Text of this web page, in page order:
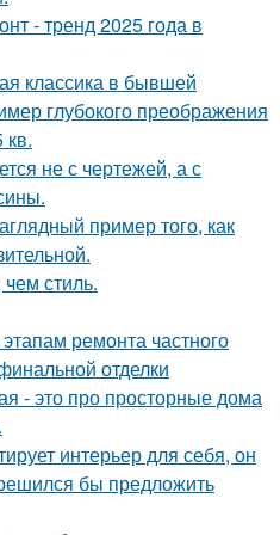
- тренд 2025 года в
классика в бывшей
глубокого преображения
не с чертежей, а с
пример того, как
стиль.
ремонта частного
отделки
- это про просторные дома
интерьер для себя, он
бы предложить